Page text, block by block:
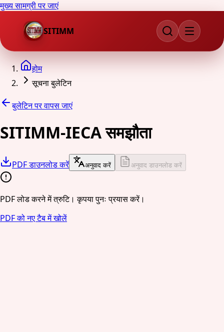
मुख्य सामग्री पर जाएं
SITIMM
होम
सूचना बुलेटिन
बुलेटिन पर वापस जाएं
SITIMM-IECA समझौता
PDF डाउनलोड करें अनुवाद करें अनुवाद डाउनलोड करें
PDF लोड करने में त्रुटि। कृपया पुनः प्रयास करें।
PDF को नए टैब में खोलें